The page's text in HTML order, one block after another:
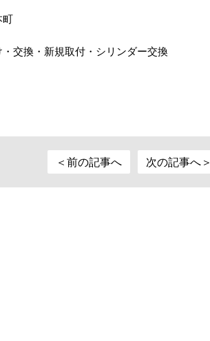
交換・新規取付・シリンダー交換
＜前の記事へ 次の記事へ＞